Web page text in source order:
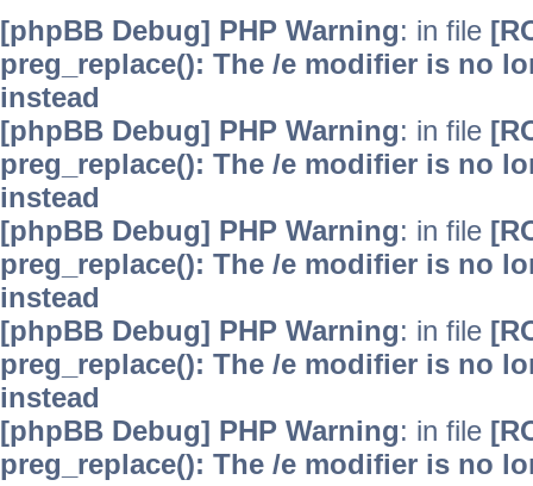
[phpBB Debug] PHP Warning: in file
preg_replace(): The /e modifier is no
instead
[phpBB Debug] PHP Warning: in file
preg_replace(): The /e modifier is no
instead
[phpBB Debug] PHP Warning: in file
preg_replace(): The /e modifier is no
instead
[phpBB Debug] PHP Warning: in file
preg_replace(): The /e modifier is no
instead
[phpBB Debug] PHP Warning: in file
preg_replace(): The /e modifier is no